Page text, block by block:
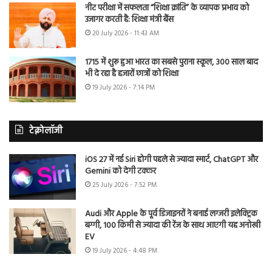
नीट परीक्षा में सफलता “शिक्षा क्रांति” के व्यापक प्रभाव को
उजागर करती है: शिक्षा मंत्री बैंस
20 July 2026 - 11:43 AM
1715 में शुरू हुआ भारत का सबसे पुराना स्कूल, 300 साल बाद
भी दे रहा है हजारों छात्रों को शिक्षा
19 July 2026 - 7:14 PM
टेक्नोलॉजी
iOS 27 में नई Siri होगी पहले से ज्यादा स्मार्ट, ChatGPT और
Gemini को देगी टक्कर
25 July 2026 - 7:52 PM
Audi और Apple के पूर्व डिजाइनरों ने बनाई लग्जरी इलेक्ट्रिक
बग्गी, 100 किमी से ज्यादा की रेंज के साथ आएगी यह अनोखी
EV
19 July 2026 - 4:48 PM